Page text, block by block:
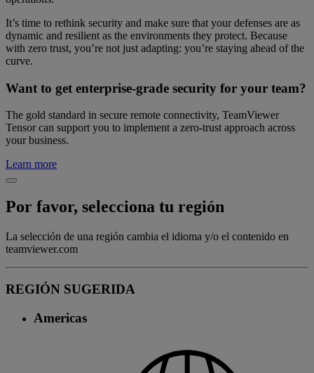
It’s time to rethink security and make sure that your defenses are as
dynamic and resilient as the environments they protect. Because
with zero trust, you’re not just adapting: you’re staying ahead of the
curve.
Want to get enterprise-grade security for your team?
The gold standard in secure remote connectivity, TeamViewer
Tensor can support you to implement a zero-trust approach across
your business.
Learn more
Por favor, selecciona tu región
La selección de una región cambia el idioma y/o el contenido en
teamviewer.com
REGIÓN SUGERIDA
Americas